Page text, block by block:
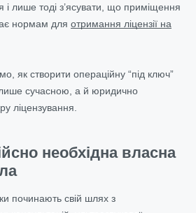
і лише тоді з’ясувати, що приміщення
нормам для отримання ліцензії на
як створити операційну “під ключ”
сучасною, а й юридично
ліцензування.
необхідна власна
починають свій шлях з